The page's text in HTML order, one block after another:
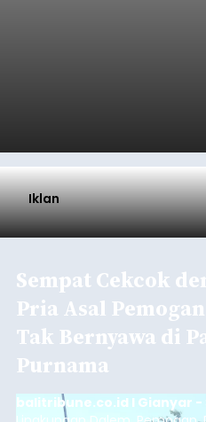
Iklan